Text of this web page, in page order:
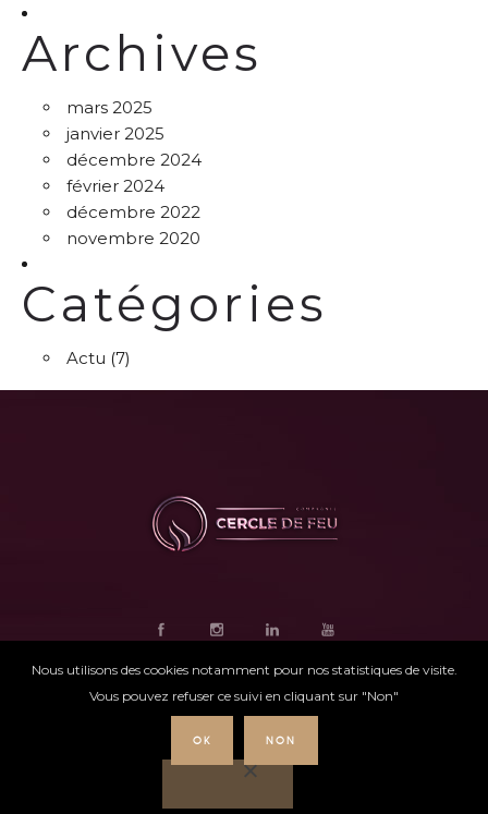
Archives
mars 2025
janvier 2025
décembre 2024
février 2024
décembre 2022
novembre 2020
Catégories
Actu (7)
Nous utilisons des cookies notamment pour nos statistiques de visite.
Vous pouvez refuser ce suivi en cliquant sur "Non"
OK NON